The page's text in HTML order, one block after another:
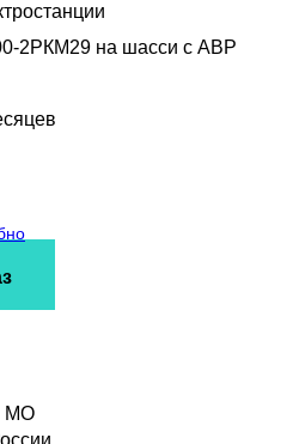
2РКМ29 на шасси с АВР
МО